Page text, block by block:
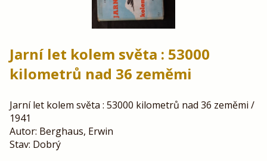
Jarní let kolem světa : 53000
kilometrů nad 36 zeměmi
Jarní let kolem světa : 53000 kilometrů nad 36 zeměmi /
1941
Autor: Berghaus, Erwin
Stav: Dobrý